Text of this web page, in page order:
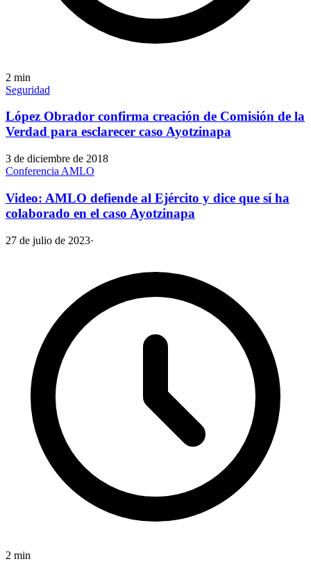
2 min
Seguridad
López Obrador confirma creación de Comisión de la
Verdad para esclarecer caso Ayotzinapa
3 de diciembre de 2018
Conferencia AMLO
Video: AMLO defiende al Ejército y dice que sí ha
colaborado en el caso Ayotzinapa
27 de julio de 2023·
2 min